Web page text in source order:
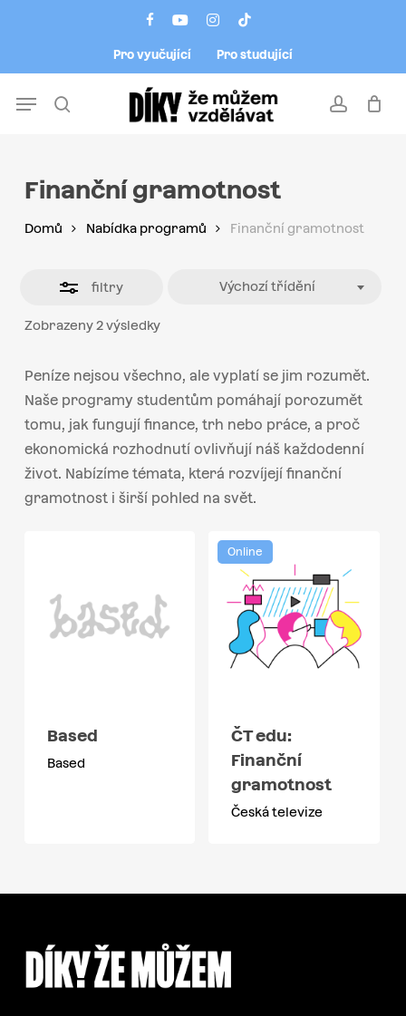
facebookyoutubeinstagram
tiktok
Pro vyučující Pro studující
account
Menu
Finanční gramotnost
Domů Nabídka programů Finanční gramotnost
filtry
Zobrazeny 2 výsledky
Výchozí třídění
Peníze nejsou všechno, ale vyplatí se jim rozumět.
Naše programy studentům pomáhají porozumět
tomu, jak fungují finance, trh nebo práce, a proč
ekonomická rozhodnutí ovlivňují náš každodenní
život. Nabízíme témata, která rozvíjejí finanční
gramotnost i širší pohled na svět.
Based
Based
Online
ČT edu:
Finanční
gramotnost
Česká televize